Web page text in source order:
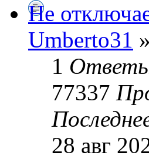
Не
Umberto31
1
77337
28 авг